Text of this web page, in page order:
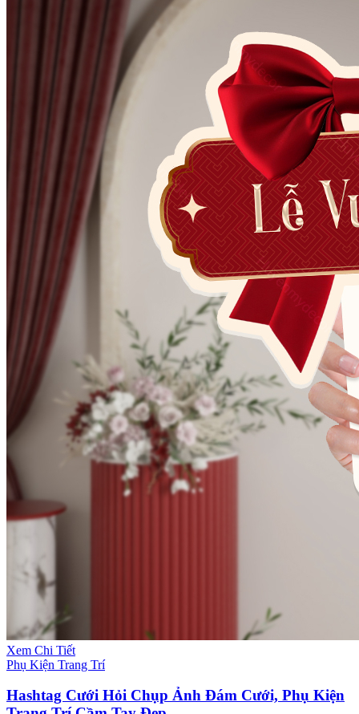
Xem Chi Tiết
Phụ Kiện Trang Trí
Hashtag Cưới Hỏi Chụp Ảnh Đám Cưới, Phụ Kiện